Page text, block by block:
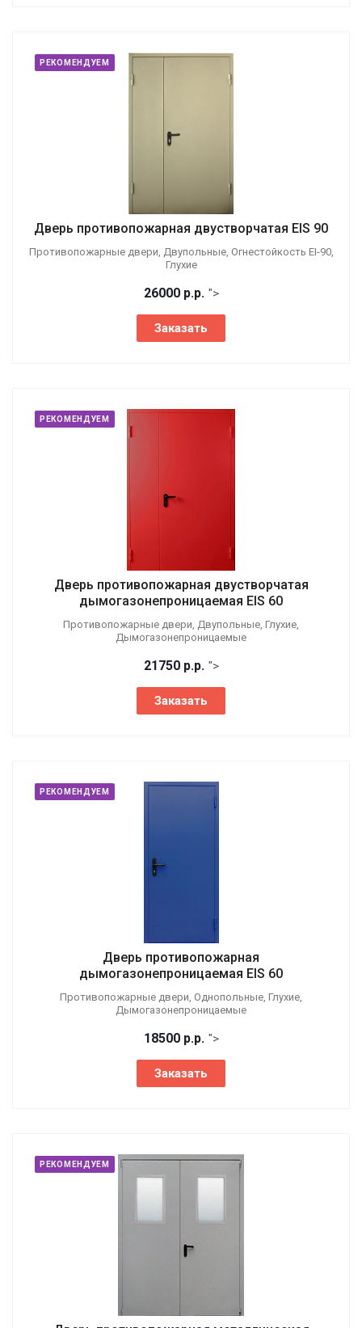
РЕКОМЕНДУЕМ
Дверь противопожарная двустворчатая EIS 90
Противопожарные двери, Двупольные, Огнестойкость EI-90,
Глухие
26000 р.р. ">
Заказать
РЕКОМЕНДУЕМ
Дверь противопожарная двустворчатая
дымогазонепроницаемая EIS 60
Противопожарные двери, Двупольные, Глухие,
Дымогазонепроницаемые
21750 р.р. ">
Заказать
РЕКОМЕНДУЕМ
Дверь противопожарная
дымогазонепроницаемая EIS 60
Противопожарные двери, Однопольные, Глухие,
Дымогазонепроницаемые
18500 р.р. ">
Заказать
РЕКОМЕНДУЕМ